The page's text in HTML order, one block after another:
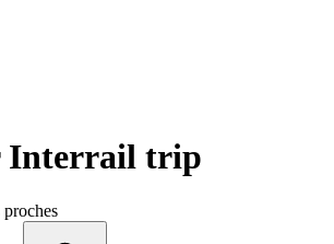
Interrail trip
proches